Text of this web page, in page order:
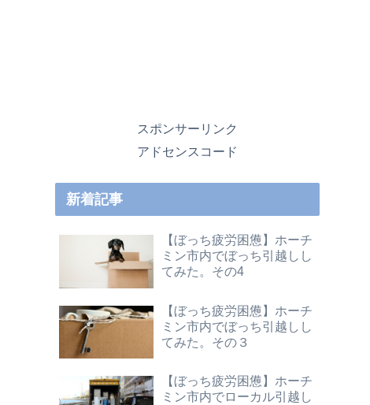
スポンサーリンク
アドセンスコード
新着記事
【ぼっち疲労困憊】ホーチ
ミン市内でぼっち引越しし
てみた。その4
【ぼっち疲労困憊】ホーチ
ミン市内でぼっち引越しし
てみた。その３
【ぼっち疲労困憊】ホーチ
ミン市内でローカル引越し